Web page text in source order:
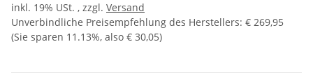
inkl. 19% USt. , zzgl. Versand
Unverbindliche Preisempfehlung des Herstellers: € 269,95
(Sie sparen 11.13%, also € 30,05)